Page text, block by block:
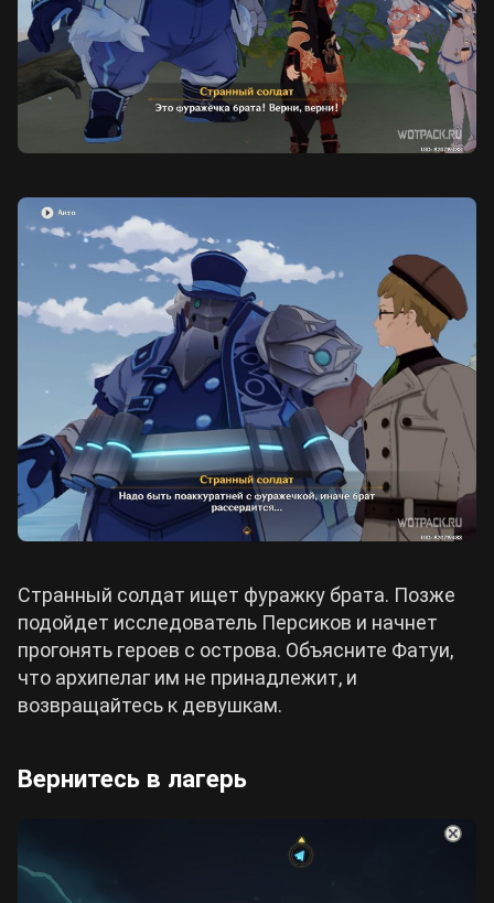
Странный солдат ищет фуражку брата. Позже
подойдет исследователь Персиков и начнет
прогонять героев с острова. Объясните Фатуи,
что архипелаг им не принадлежит, и
возвращайтесь к девушкам.
Вернитесь в лагерь